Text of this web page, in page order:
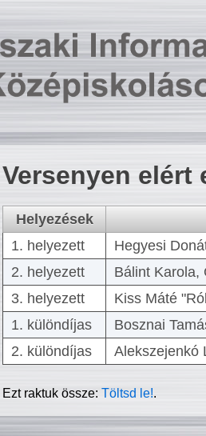
Versenyen elért
Helyezések
1. helyezett
Hegyesi
2. helyezett
Bálint Karola,
3. helyezett
Kiss Máté
1. különdíjas
Bosznai
2. különdíjas
Alekszejenkó
Ezt raktuk össze:Töltsd le!.